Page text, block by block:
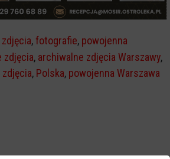
zdjęcia, fotografie, powojenna
zdjęcia, archiwalne zdjęcia Warszawy,
, Polska, powojenna Warszawa